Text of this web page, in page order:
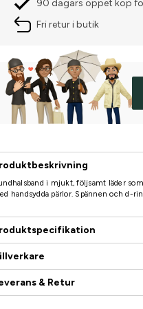
90 dagars öppet köp
Fri retur i butik
i mjukt, följsamt läder
handsydda pärlor. Spännen och d-
& Retur